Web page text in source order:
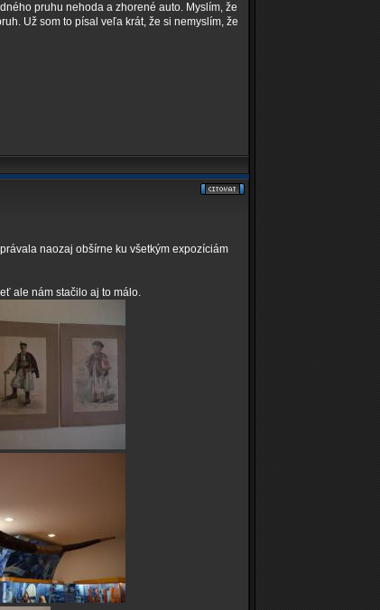
pruhu nehoda a zhorené auto. Myslím, že
Už som to písal veľa krát, že si nemyslím, že
naozaj obšírne ku všetkým expozíciám
ale nám stačilo aj to málo.